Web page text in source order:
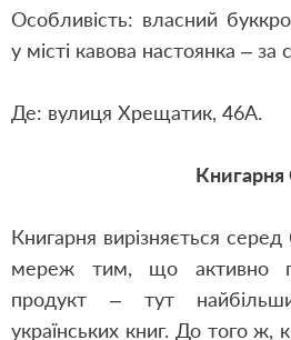
Особливість: власний
у місті кавова настоянка – за
Де: вулиця Хрещатик, 46А.
Книгарня
Книгарня вирізняється
мереж тим, що активно
продукт – тут
українських книг. До того ж,